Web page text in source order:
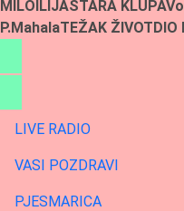
MILO ILIJASTARA KLUPA
P.MahalaTEŽAK ŽIVOTDIO
LIVE RADIO
VASI POZDRAVI
PJESMARICA